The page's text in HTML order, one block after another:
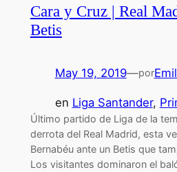
Cara y Cruz | Real
Betis
May 19, 2019—por
en Liga Santander,
Último partido de Liga de la
derrota del Real Madrid, esta
Bernabéu ante un Betis que
Los visitantes dominaron el